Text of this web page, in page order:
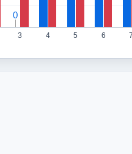
3 4 5 6 7
0
0